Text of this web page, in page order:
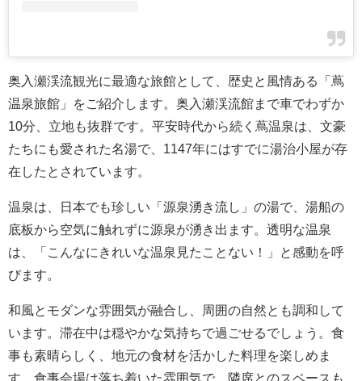
奥入瀬渓流観光に最適な旅館として、歴史と風情ある「蔦
温泉旅館」をご紹介します。奥入瀬渓流館まで車でわずか
10分、立地も抜群です。平安時代から続く蔦温泉は、文豪
たちにも愛された名湯で、1147年にはすでに湯治小屋が存
在したとされています。
温泉は、日本でも珍しい「源泉湧き流し」の湯で、湯船の
底板から空気に触れずに源泉が湧き出ます。透明な温泉
は、「こんなにきれいな温泉見たことない！」と感動を呼
びます。
和風とモダンな雰囲気が融合し、周囲の自然とも調和して
います。滞在中は穏やかな気持ちで過ごせるでしょう。食
事も素晴らしく、地元の食材を活かした料理を楽しめま
す。食事会場は落ち着いた雰囲気で、隣席とのスペースも